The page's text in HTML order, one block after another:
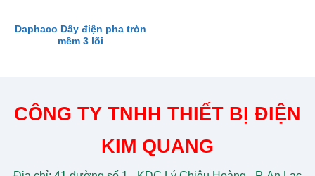
Daphaco Dây điện pha tròn
mềm 3 lõi
CÔNG TY TNHH THIẾT BỊ ĐIỆN
KIM QUANG